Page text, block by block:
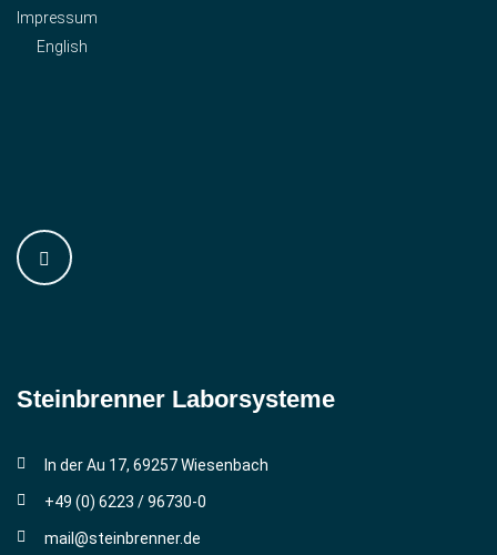
Impressum
English
Steinbrenner ­Laborsysteme
In der Au 17, 69257 Wiesenbach
+49 (0) 6223 / 96730-0
mail@steinbrenner.de